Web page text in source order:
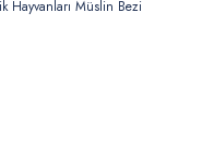
Hayvanları Müslin Bezi